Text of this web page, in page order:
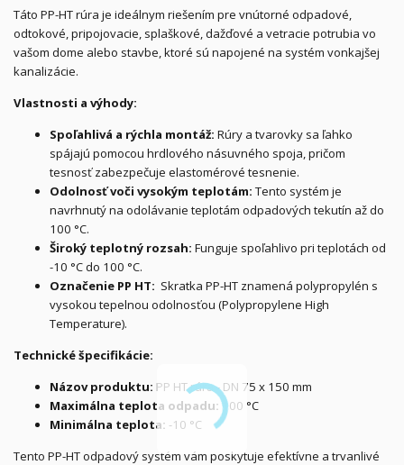
Táto PP-HT rúra je ideálnym riešením pre vnútorné odpadové,
odtokové, pripojovacie, splaškové, dažďové a vetracie potrubia vo
vašom dome alebo stavbe, ktoré sú napojené na systém vonkajšej
kanalizácie.
Vlastnosti a výhody:
Spoľahlivá a rýchla montáž: Rúry a tvarovky sa ľahko
spájajú pomocou hrdlového násuvného spoja, pričom
tesnosť zabezpečuje elastomérové tesnenie.
Odolnosť voči vysokým teplotám: Tento systém je
navrhnutý na odolávanie teplotám odpadových tekutín až do
100 °C.
Široký teplotný rozsah: Funguje spoľahlivo pri teplotách od
-10 °C do 100 °C.
Označenie PP HT: Skratka PP-HT znamená polypropylén s
vysokou tepelnou odolnosťou (Polypropylene High
Temperature).
Technické špecifikácie:
Názov produktu: PP HT rúra - DN 75 x 150 mm
Maximálna teplota odpadu:100 °C
Minimálna teplota: -10 °C
Tento PP-HT odpadový systém vám poskytuje efektívne a trvanlivé